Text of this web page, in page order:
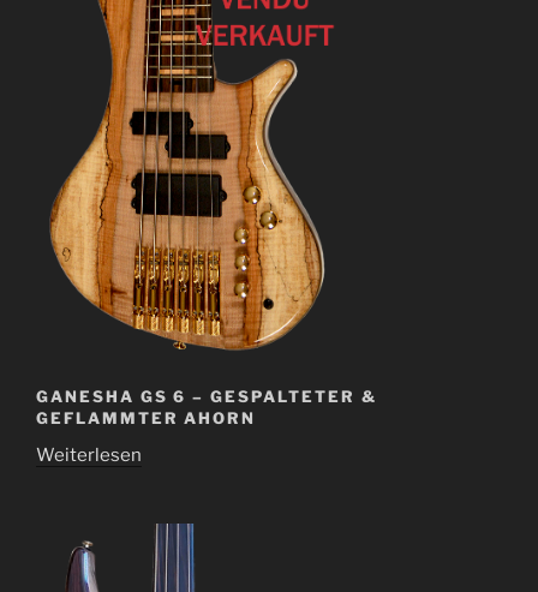
GANESHA GS 6 – GESPALTETER &
GEFLAMMTER AHORN
Weiterlesen